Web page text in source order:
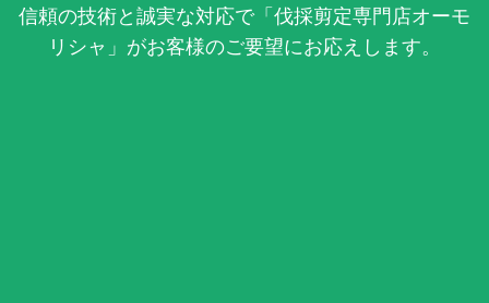
信頼の技術と誠実な対応で「伐採剪定専門店オーモ
リシャ」がお客様のご要望にお応えします。